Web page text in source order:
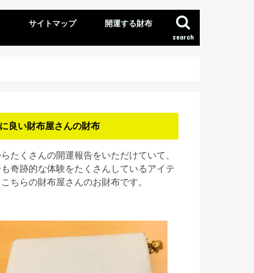
search
サイトマップ 開運する財布
良い財布屋さんの財布
たくさんの開運報告をいただけていて、
奇跡的な体験をたくさんしているアイテ
ちらの財布屋さんのお財布です。